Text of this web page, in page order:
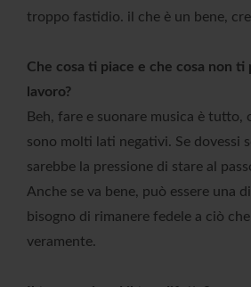
troppo fastidio. il che è un bene,
Che cosa ti piace e che cosa non ti
lavoro?
Beh, fare e suonare musica è tutto,
sono molti lati negativi. Se dovessi
sarebbe la pressione di stare al
Anche se va bene, può essere una
bisogno di rimanere fedele a ciò
veramente.